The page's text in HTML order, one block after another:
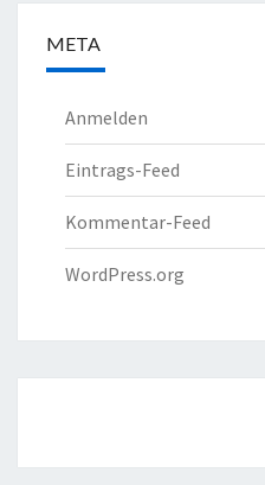
META
Anmelden
Eintrags-Feed
Kommentar-Feed
WordPress.org